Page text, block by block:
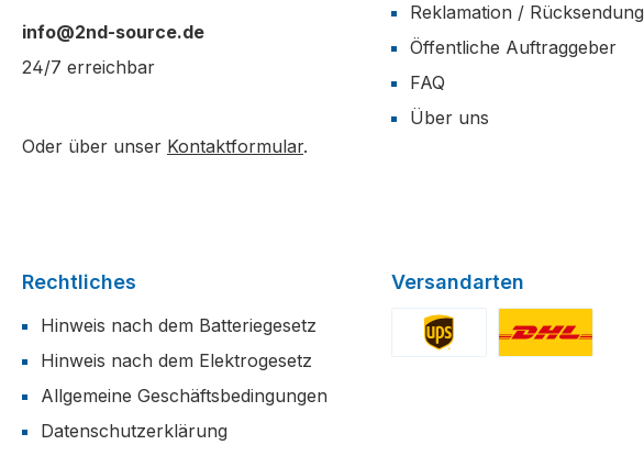
info@2nd-source.de
24/7 erreichbar
Oder über unser Kontaktformular.
Reklamation / Rücksendung
Öffentliche Auftraggeber
FAQ
Über uns
Rechtliches
Hinweis nach dem Batteriegesetz
Hinweis nach dem Elektrogesetz
Allgemeine Geschäftsbedingungen
Datenschutzerklärung
Versandarten